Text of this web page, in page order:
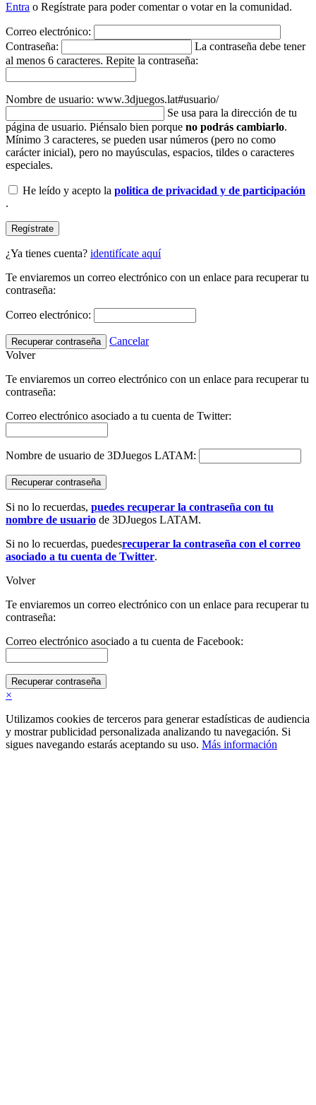
Entra o Regístrate para poder comentar o votar en la comunidad.
Correo electrónico:
Contraseña:
La contraseña debe tener
al menos 6 caracteres. Repite la contraseña:
Nombre de usuario: www.3djuegos.lat#usuario/
Se usa para la dirección de tu
página de usuario. Piénsalo bien porque no podrás cambiarlo.
Mínimo 3 caracteres, se pueden usar números (pero no como
carácter inicial), pero no mayúsculas, espacios, tildes o caracteres
especiales.
He leído y acepto la politica de privacidad y de participación
.
Regístrate
¿Ya tienes cuenta? identifícate aquí
Te enviaremos un correo electrónico con un enlace para recuperar tu
contraseña:
Correo electrónico:
Recuperar contraseña
Cancelar
Volver
Te enviaremos un correo electrónico con un enlace para recuperar tu
contraseña:
Correo electrónico asociado a tu cuenta de Twitter:
Nombre de usuario de 3DJuegos LATAM:
Recuperar contraseña
Si no lo recuerdas, puedes recuperar la contraseña con tu
nombre de usuario de 3DJuegos LATAM.
Si no lo recuerdas, puedesrecuperar la contraseña con el correo
asociado a tu cuenta de Twitter.
Volver
Te enviaremos un correo electrónico con un enlace para recuperar tu
contraseña:
Correo electrónico asociado a tu cuenta de Facebook:
Recuperar contraseña
×
Utilizamos cookies de terceros para generar estadísticas de audiencia
y mostrar publicidad personalizada analizando tu navegación. Si
sigues navegando estarás aceptando su uso. Más información